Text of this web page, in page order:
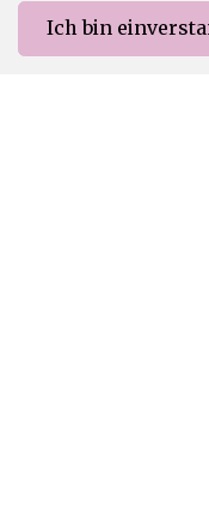
Merkliste
Ich bin